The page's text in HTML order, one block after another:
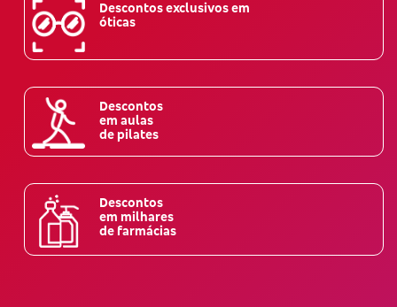
Descontos exclusivos em
óticas
Descontos
em aulas
de pilates
Descontos
em milhares
de farmácias